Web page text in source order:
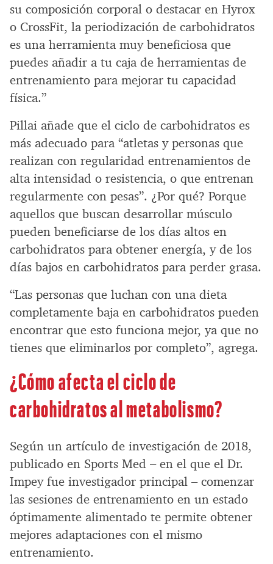
su composición corporal o destacar en Hyrox
o CrossFit, la periodización de carbohidratos
es una herramienta muy beneficiosa que
puedes añadir a tu caja de herramientas de
entrenamiento para mejorar tu capacidad
física.”
Pillai añade que el ciclo de carbohidratos es
más adecuado para “atletas y personas que
realizan con regularidad entrenamientos de
alta intensidad o resistencia, o que entrenan
regularmente con pesas”. ¿Por qué? Porque
aquellos que buscan desarrollar músculo
pueden beneficiarse de los días altos en
carbohidratos para obtener energía, y de los
días bajos en carbohidratos para perder grasa.
“Las personas que luchan con una dieta
completamente baja en carbohidratos pueden
encontrar que esto funciona mejor, ya que no
tienes que eliminarlos por completo”, agrega.
¿Cómo afecta el ciclo de
carbohidratos al metabolismo?
Según un artículo de investigación de 2018,
publicado en Sports Med – en el que el Dr.
Impey fue investigador principal – comenzar
las sesiones de entrenamiento en un estado
óptimamente alimentado te permite obtener
mejores adaptaciones con el mismo
entrenamiento.